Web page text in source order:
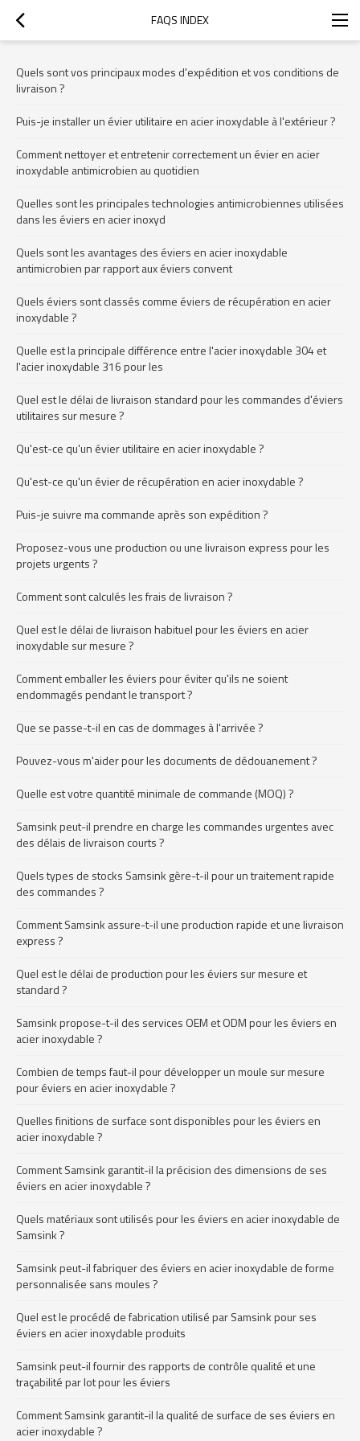
FAQS INDEX
Quels sont vos principaux modes d'expédition et vos conditions de
livraison ?
Puis-je installer un évier utilitaire en acier inoxydable à l'extérieur ?
Comment nettoyer et entretenir correctement un évier en acier
inoxydable antimicrobien au quotidien
Quelles sont les principales technologies antimicrobiennes utilisées
dans les éviers en acier inoxyd
Quels sont les avantages des éviers en acier inoxydable
antimicrobien par rapport aux éviers convent
Quels éviers sont classés comme éviers de récupération en acier
inoxydable ?
Quelle est la principale différence entre l'acier inoxydable 304 et
l'acier inoxydable 316 pour les
Quel est le délai de livraison standard pour les commandes d'éviers
utilitaires sur mesure ?
Qu'est-ce qu'un évier utilitaire en acier inoxydable ?
Qu'est-ce qu'un évier de récupération en acier inoxydable ?
Puis-je suivre ma commande après son expédition ?
Proposez-vous une production ou une livraison express pour les
projets urgents ?
Comment sont calculés les frais de livraison ?
Quel est le délai de livraison habituel pour les éviers en acier
inoxydable sur mesure ?
Comment emballer les éviers pour éviter qu'ils ne soient
endommagés pendant le transport ?
Que se passe-t-il en cas de dommages à l'arrivée ?
Pouvez-vous m'aider pour les documents de dédouanement ?
Quelle est votre quantité minimale de commande (MOQ) ?
Samsink peut-il prendre en charge les commandes urgentes avec
des délais de livraison courts ?
Quels types de stocks Samsink gère-t-il pour un traitement rapide
des commandes ?
Comment Samsink assure-t-il une production rapide et une livraison
express ?
Quel est le délai de production pour les éviers sur mesure et
standard ?
Samsink propose-t-il des services OEM et ODM pour les éviers en
acier inoxydable ?
Combien de temps faut-il pour développer un moule sur mesure
pour éviers en acier inoxydable ?
Quelles finitions de surface sont disponibles pour les éviers en
acier inoxydable ?
Comment Samsink garantit-il la précision des dimensions de ses
éviers en acier inoxydable ?
Quels matériaux sont utilisés pour les éviers en acier inoxydable de
Samsink ?
Samsink peut-il fabriquer des éviers en acier inoxydable de forme
personnalisée sans moules ?
Quel est le procédé de fabrication utilisé par Samsink pour ses
éviers en acier inoxydable produits
Samsink peut-il fournir des rapports de contrôle qualité et une
traçabilité par lot pour les éviers
Comment Samsink garantit-il la qualité de surface de ses éviers en
acier inoxydable ?